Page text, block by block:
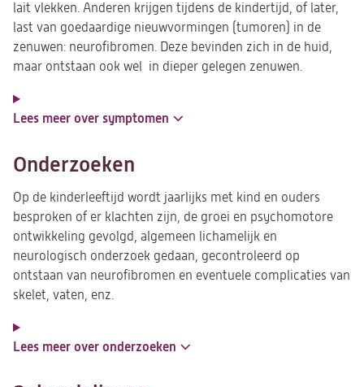
lait vlekken. Anderen krijgen tijdens de kindertijd, of later,
last van goedaardige nieuwvormingen (tumoren) in de
zenuwen: neurofibromen. Deze bevinden zich in de huid,
maar ontstaan ook wel in dieper gelegen zenuwen.
Lees meer over symptomen
Onderzoeken
Op de kinderleeftijd wordt jaarlijks met kind en ouders
besproken of er klachten zijn, de groei en psychomotore
ontwikkeling gevolgd, algemeen lichamelijk en
neurologisch onderzoek gedaan, gecontroleerd op
ontstaan van neurofibromen en eventuele complicaties van
skelet, vaten, enz.
Lees meer over onderzoeken